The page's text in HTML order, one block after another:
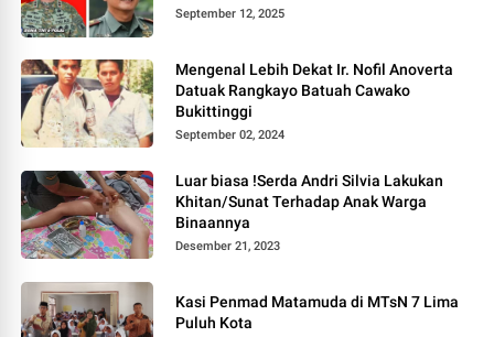
September 12, 2025
Mengenal Lebih Dekat Ir. Nofil Anoverta
Datuak Rangkayo Batuah Cawako
Bukittinggi
September 02, 2024
Luar biasa !Serda Andri Silvia Lakukan
Khitan/Sunat Terhadap Anak Warga
Binaannya
Desember 21, 2023
Kasi Penmad Matamuda di MTsN 7 Lima
Puluh Kota